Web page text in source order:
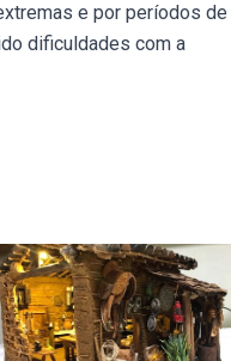
e por períodos de
dificuldades com a